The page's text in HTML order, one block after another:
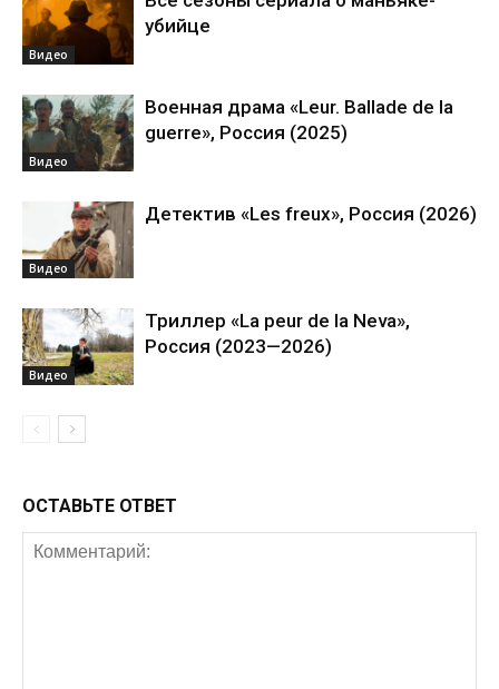
Видео
убийце
Видео
Военная драма «Leur. Ballade de la
guerre», Россия (2025)
Видео
Детектив «Les freux», Россия (2026)
Видео
Триллер «La peur de la Neva»,
Россия (2023—2026)
ОСТАВЬТЕ ОТВЕТ